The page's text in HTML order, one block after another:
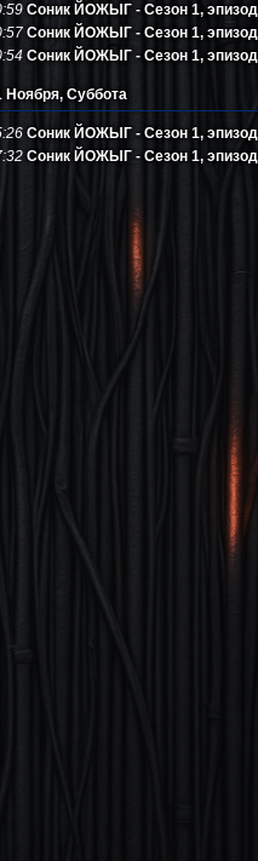
Соник ЙОЖЫГ - Сезон 1,
Соник ЙОЖЫГ - Сезон 1, эпизод
Соник ЙОЖЫГ - Сезон 1, эпизод
Ноября, Суббота
Соник ЙОЖЫГ - Сезон 1, эпизод
Соник ЙОЖЫГ - Сезон 1,